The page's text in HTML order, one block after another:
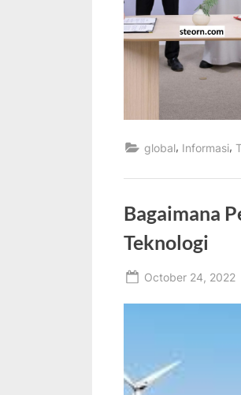
global, Informasi,
Bagaimana
Teknologi
Posted
October 24, 2022